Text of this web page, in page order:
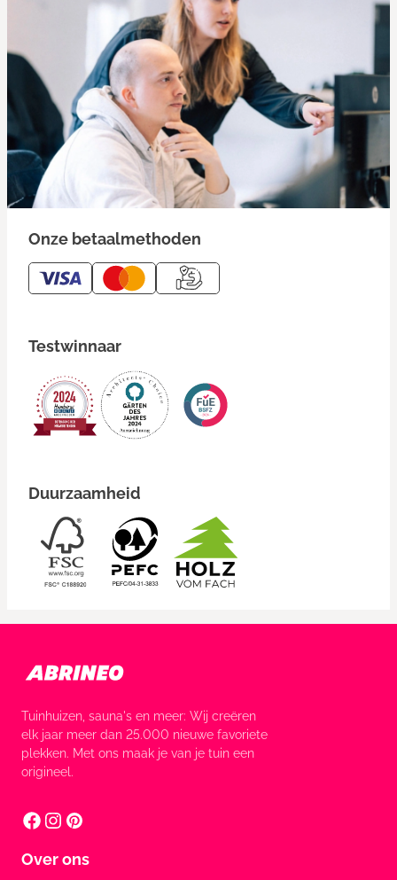
Onze betaalmethoden
Testwinnaar
Duurzaamheid
Tuinhuizen, sauna's en meer: Wij creëren
elk jaar meer dan 25.000 nieuwe favoriete
plekken. Met ons maak je van je tuin een
origineel.
Over ons